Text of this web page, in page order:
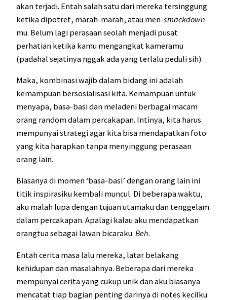
akan terjadi. Entah salah satu dari mereka tersinggung
ketika dipotret, marah-marah, atau men-smackdown-
mu. Belum lagi perasaan seolah menjadi pusat
perhatian ketika kamu mengangkat kameramu
(padahal sejatinya nggak ada yang terlalu peduli sih).
Maka, kombinasi wajib dalam bidang ini adalah
kemampuan bersosialisasi kita. Kemampuan untuk
menyapa, basa-basi dan meladeni berbagai macam
orang random dalam percakapan. Intinya, kita harus
mempunyai strategi agar kita bisa mendapatkan foto
yang kita harapkan tanpa menyinggung perasaan
orang lain.
Biasanya di momen ‘basa-basi’ dengan orang lain ini
titik inspirasiku kembali muncul. Di beberapa waktu,
aku malah lupa dengan tujuan utamaku dan tenggelam
dalam percakapan. Apalagi kalau aku mendapatkan
orangtua sebagai lawan bicaraku. Beh.
Entah cerita masa lalu mereka, latar belakang
kehidupan dan masalahnya. Beberapa dari mereka
mempunyai cerita yang cukup unik dan aku biasanya
mencatat tiap bagian penting darinya di notes kecilku.